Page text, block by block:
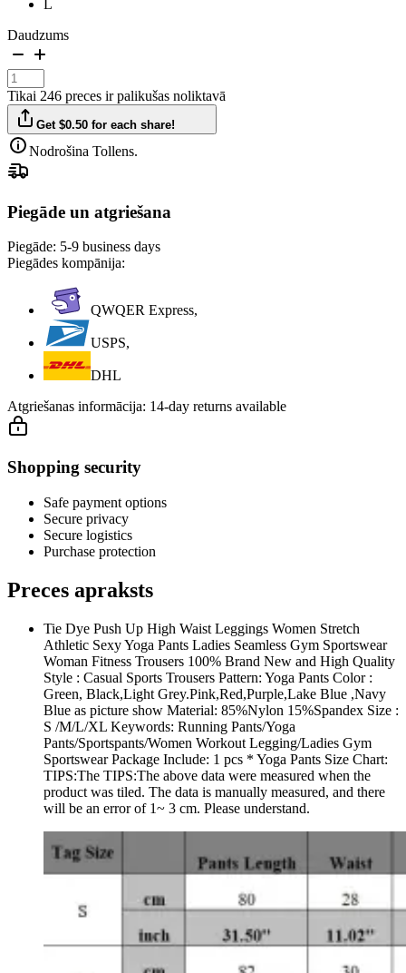
L
Daudzums
Tikai 246 preces ir palikušas noliktavā
Get $0.50 for each share!
Nodrošina Tollens.
Piegāde un atgriešana
Piegāde: 5-9 business days
Piegādes kompānija:
QWQER Express,
USPS,
DHL
Atgriešanas informācija: 14-day returns available
Shopping security
Safe payment options
Secure privacy
Secure logistics
Purchase protection
Preces apraksts
Tie Dye Push Up High Waist Leggings Women Stretch
Athletic Sexy Yoga Pants Ladies Seamless Gym Sportswear
Woman Fitness Trousers 100% Brand New and High Quality
Style : Casual Sports Trousers Pattern: Yoga Pants Color :
Green, Black,Light Grey.Pink,Red,Purple,Lake Blue ,Navy
Blue as picture show Material: 85%Nylon 15%Spandex Size :
S /M/L/XL Keywords: Running Pants/Yoga
Pants/Sportspants/Women Workout Legging/Ladies Gym
Sportswear Package Include: 1 pcs * Yoga Pants Size Chart:
TIPS:The TIPS:The above data were measured when the
product was tiled. The data is manually measured, and there
will be an error of 1~ 3 cm. Please understand.